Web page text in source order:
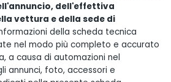
dell'effettiva
vettura e della sede di
della scheda tecnica
nel modo più completo e accurato
a causa di automazioni nel
annunci, foto, accessori e